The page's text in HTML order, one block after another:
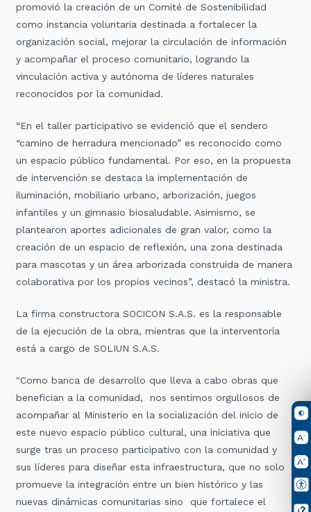
promovió la creación de un Comité de Sostenibilidad
como instancia voluntaria destinada a fortalecer la
organización social, mejorar la circulación de información
y acompañar el proceso comunitario, logrando la
vinculación activa y autónoma de líderes naturales
reconocidos por la comunidad.
“En el taller participativo se evidenció que el sendero
“camino de herradura mencionado” es reconocido como
un espacio público fundamental. Por eso, en la propuesta
de intervención se destaca la implementación de
iluminación, mobiliario urbano, arborización, juegos
infantiles y un gimnasio biosaludable. Asimismo, se
plantearon aportes adicionales de gran valor, como la
creación de un espacio de reflexión, una zona destinada
para mascotas y un área arborizada construida de manera
colaborativa por los propios vecinos”, destacó la ministra.
La firma constructora SOCICON S.A.S. es la responsable
de la ejecución de la obra, mientras que la interventoría
está a cargo de SOLIUN S.A.S.
"Como banca de desarrollo que lleva a cabo obras que
benefician a la comunidad, nos sentimos orgullosos de
acompañar al Ministerio en la socialización del inicio de
este nuevo espacio público cultural, una iniciativa que
surge tras un proceso participativo con la comunidad y
sus líderes para diseñar esta infraestructura, que no solo
promueve la integración entre un bien histórico y las
nuevas dinámicas comunitarias sino que fortalece el